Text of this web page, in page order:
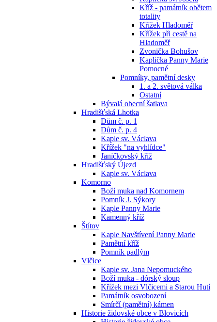
Kříž - památník obětem
totality
Křížek Hladoměř
Křížek při cestě na
Hladoměř
Zvonička Bohušov
Kaplička Panny Marie
Pomocné
Pomníky, pamětní desky
1. a 2. světová válka
Ostatní
Bývalá obecní šatlava
Hradišťská Lhotka
Dům č. p. 1
Dům č. p. 4
Kaple sv. Václava
Křížek "na vyhlídce"
Janíčkovský kříž
Hradišťský Újezd
Kaple sv. Václava
Komorno
Boží muka nad Komornem
Pomník J. Sýkory
Kaple Panny Marie
Kamenný kříž
Štítov
Kaple Navštívení Panny Marie
Pamětní kříž
Pomník padlým
Vlčice
Kaple sv. Jana Nepomuckého
Boží muka - dórský sloup
Křížek mezi Vlčicemi a Starou Hutí
Památník osvobození
Smírčí (pamětní) kámen
Historie židovské obce v Blovicích